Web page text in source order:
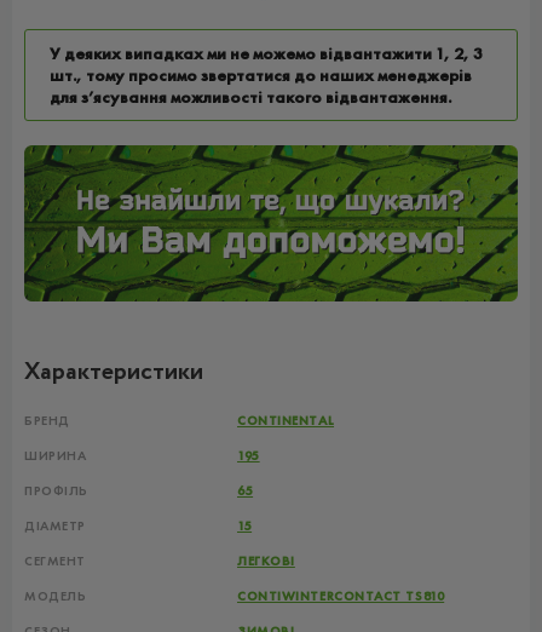
У деяких випадках ми не можемо відвантажити 1, 2, 3
шт., тому просимо звертатися до наших менеджерів
для з’ясування можливості такого відвантаження.
Характеристики
БРЕНД CONTINENTAL
ШИРИНА 195
ПРОФІЛЬ 65
ДІАМЕТР 15
СЕГМЕНТ ЛЕГКОВІ
МОДЕЛЬ CONTIWINTERCONTACT TS810